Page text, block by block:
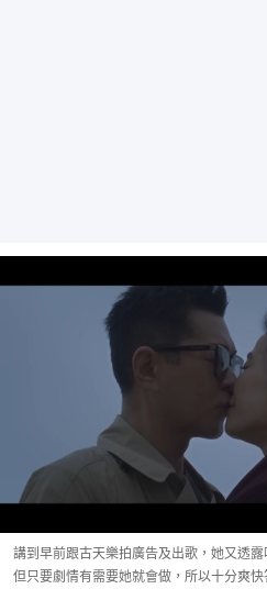
講到早前跟古天樂拍廣告及出歌，她又透
但只要劇情有需要她就會做，所以十分爽